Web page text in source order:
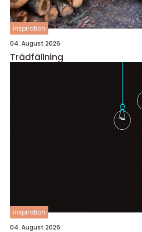
inspiration
04. August 2026
Trädfällning
inspiration
04. August 2026